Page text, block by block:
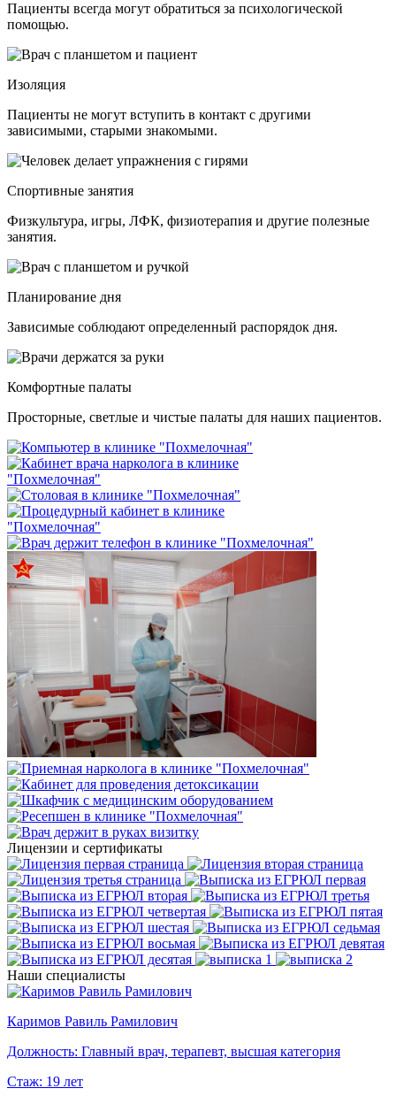
Пациенты всегда могут обратиться за психологической
помощью.
Изоляция
Пациенты не могут вступить в контакт с другими
зависимыми, старыми знакомыми.
Спортивные занятия
Физкультура, игры, ЛФК, физиотерапия и другие полезные
занятия.
Планирование дня
Зависимые соблюдают определенный распорядок дня.
Комфортные палаты
Просторные, светлые и чистые палаты для наших пациентов.
Лицензии и сертификаты
Наши специалисты
Каримов Равиль Рамилович
Должность: Главный врач, терапевт, высшая категория
Стаж: 19 лет